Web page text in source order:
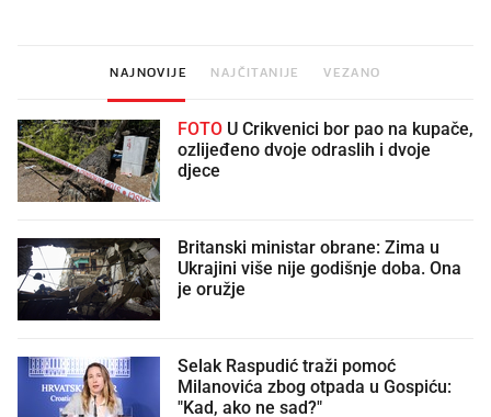
NAJNOVIJE NAJČITANIJE VEZANO
FOTO
ozlijeđeno dvoje odraslih i dvoje
djece
Britanski ministar obrane: Zima u
Ukrajini više nije godišnje doba. Ona
je oružje
Selak Raspudić traži pomoć
Milanovića zbog otpada u Gospiću:
"Kad, ako ne sad?"